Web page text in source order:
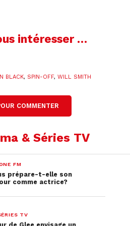
intéresser …
BLACK, SPIN-OFF, WILL SMITH
COMMENTER
& Séries TV
FM
prépare-t-elle son
comme actrice?
TV